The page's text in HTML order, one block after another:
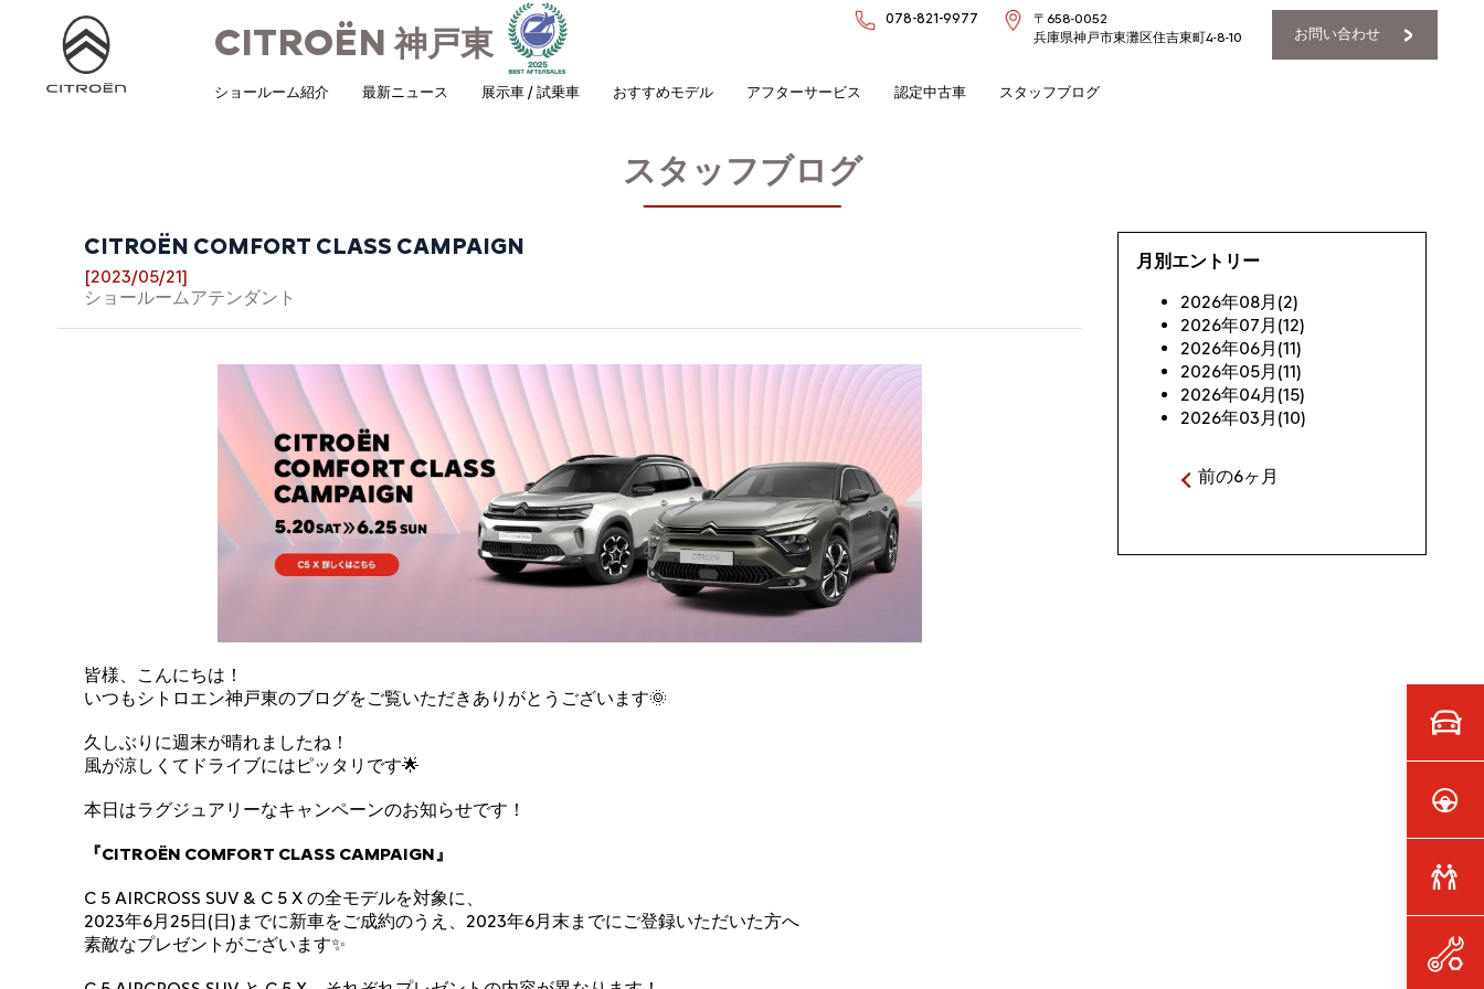
CITROËN神戸東
078-821-9977
〒658-0052
兵庫県神戸市東灘区住吉東町4-8-10
お問い合わせ
ショールーム紹介 最新ニュース 展示車 / 試乗車 おすすめモデル アフターサービス 認定中古車 スタッフブログ
スタッフブログ
CITROËN COMFORT CLASS CAMPAIGN
[2023/05/21]
ショールームアテンダント
皆様、こんにちは！
いつもシトロエン神戸東のブログをご覧いただきありがとうございます🌞
久しぶりに週末が晴れましたね！
風が涼しくてドライブにはピッタリです🌟
本日はラグジュアリーなキャンペーンのお知らせです！
『CITROËN COMFORT CLASS CAMPAIGN』
C 5 AIRCROSS SUV & C 5 X の全モデルを対象に、
2023年6月25日(日)までに新車をご成約のうえ、2023年6月末までにご登録いただいた方へ
素敵なプレゼントがございます✨
月別エントリー
2026年08月(2)
2026年07月(12)
2026年06月(11)
2026年05月(11)
2026年04月(15)
2026年03月(10)
前の6ヶ月